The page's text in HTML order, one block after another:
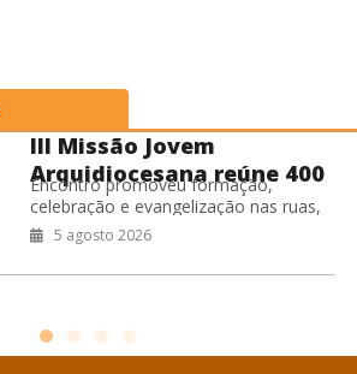
Loja virtual das POM
produtos da
missionária 2026
Os materiais da Campanha
(CM) 2026 estão disponíveis na
virtual das Pontifícias Obras
são gratuitos,
4 agosto 2026